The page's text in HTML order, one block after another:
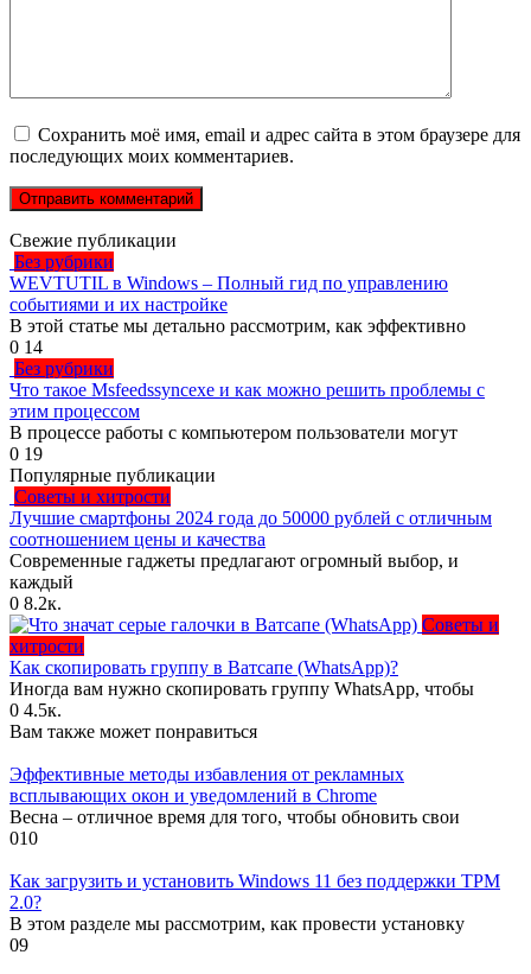
Сохранить моё имя, email и адрес сайта в этом браузере для
последующих моих комментариев.
Свежие публикации
Без рубрики
WEVTUTIL в Windows – Полный гид по управлению
событиями и их настройке
В этой статье мы детально рассмотрим, как эффективно
0 14
Без рубрики
Что такое Msfeedssyncexe и как можно решить проблемы с
этим процессом
В процессе работы с компьютером пользователи могут
0 19
Популярные публикации
Советы и хитрости
Лучшие смартфоны 2024 года до 50000 рублей с отличным
соотношением цены и качества
Современные гаджеты предлагают огромный выбор, и
каждый
0 8.2к.
Советы и
хитрости
Как скопировать группу в Ватсапе (WhatsApp)?
Иногда вам нужно скопировать группу WhatsApp, чтобы
0 4.5к.
Вам также может понравиться
Эффективные методы избавления от рекламных
всплывающих окон и уведомлений в Chrome
Весна – отличное время для того, чтобы обновить свои
010
Как загрузить и установить Windows 11 без поддержки TPM
2.0?
В этом разделе мы рассмотрим, как провести установку
09